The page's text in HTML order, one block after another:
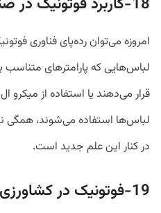
امروزه می‌توان رده‌پای فناوری
لباس‌هایی که پارامتر‌های متناسب
قرار می‌دهند یا استفاده از
لباس‌ها استفاده می‌شوند،
در کنار این علم جدید است.
19-فوتونیک در کشاورزی هوشمند